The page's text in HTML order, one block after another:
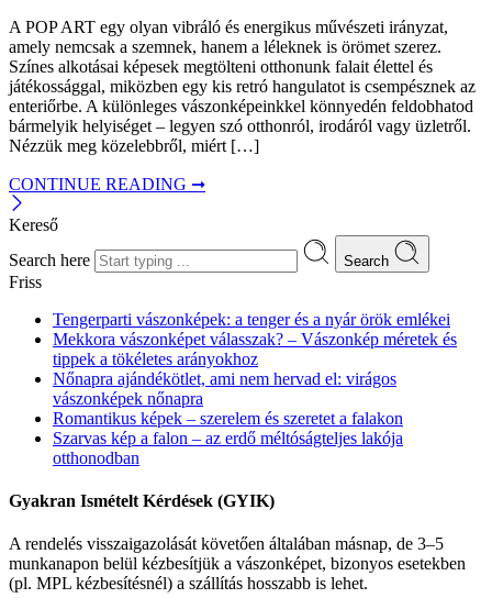
A POP ART egy olyan vibráló és energikus művészeti irányzat,
amely nemcsak a szemnek, hanem a léleknek is örömet szerez.
Színes alkotásai képesek megtölteni otthonunk falait élettel és
játékossággal, miközben egy kis retró hangulatot is csempésznek az
enteriőrbe. A különleges vászonképeinkkel könnyedén feldobhatod
bármelyik helyiséget – legyen szó otthonról, irodáról vagy üzletről.
Nézzük meg közelebbről, miért […]
CONTINUE READING ➞
Kereső
Search here
Search
Friss
Tengerparti vászonképek: a tenger és a nyár örök emlékei
Mekkora vászonképet válasszak? – Vászonkép méretek és
tippek a tökéletes arányokhoz
Nőnapra ajándékötlet, ami nem hervad el: virágos
vászonképek nőnapra
Romantikus képek – szerelem és szeretet a falakon
Szarvas kép a falon – az erdő méltóságteljes lakója
otthonodban
Gyakran Ismételt Kérdések (GYIK)
A rendelés visszaigazolását követően általában másnap, de 3–5
munkanapon belül kézbesítjük a vászonképet, bizonyos esetekben
(pl. MPL kézbesítésnél) a szállítás hosszabb is lehet.